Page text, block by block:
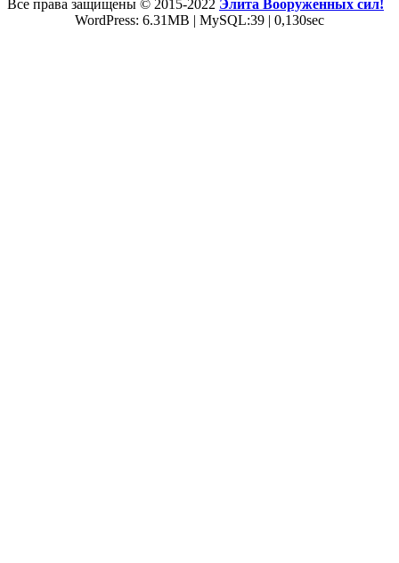
Все права защищены © 2015-2022 Элита Вооруженных сил!
WordPress: 6.31MB | MySQL:39 | 0,130sec